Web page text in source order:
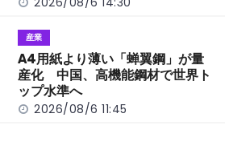
産業
A4用紙より薄い「蝉翼鋼」が量
産化 中国、高機能鋼材で世界ト
ップ水準へ
2026/08/6 11:45